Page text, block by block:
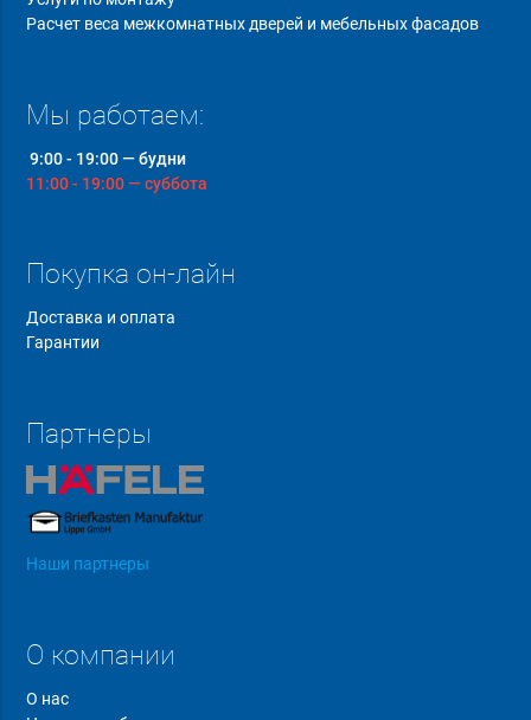
Расчет веса межкомнатных дверей и мебельных фасадов
Мы работаем:
9:00 - 19:00 — будни
11:00 - 19:00 — суббота
Покупка он-лайн
Доставка и оплата
Гарантии
Партнеры
Наши партнеры
О компании
О нас